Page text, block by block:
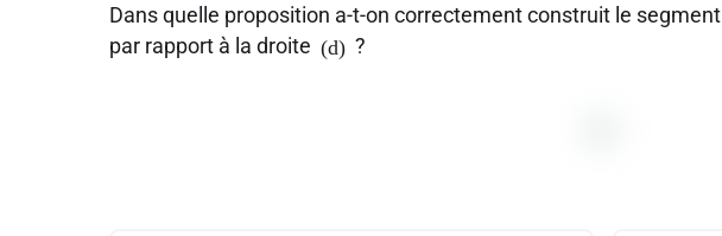
Dans quelle proposition a-t-on correctement construit le segment
par rapport à la droite (d) ?